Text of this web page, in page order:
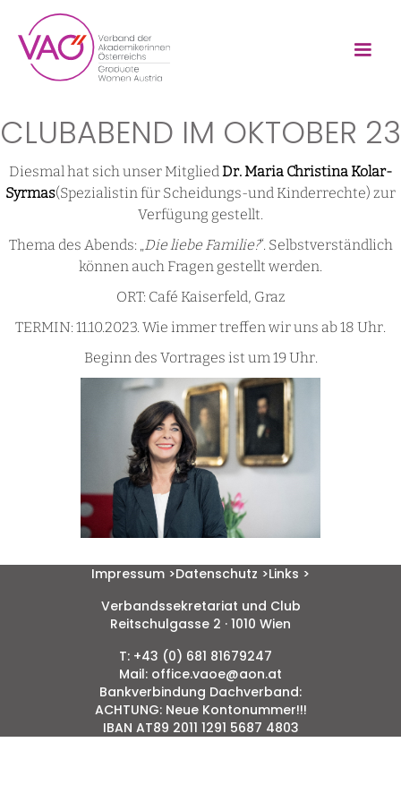
CLUBABEND IM OKTOBER 23
Diesmal hat sich unser MitgliedDr. Maria Christina Kolar-
Syrmas(Spezialistin für Scheidungs-und Kinderrechte) zur
Verfügung gestellt.
Thema des Abends: „Die liebe Familie?“. Selbstverständlich
können auch Fragen gestellt werden.
ORT: Café Kaiserfeld, Graz
TERMIN: 11.10.2023. Wie immer treffen wir uns ab 18 Uhr.
Beginn des Vortrages ist um 19 Uhr.
Impressum >Datenschutz >Links >
Verbandssekretariat und Club
Reitschulgasse 2 · 1010 Wien
T: +43 (0) 681 81679247
Mail: office.vaoe@aon.at
Bankverbindung Dachverband:
ACHTUNG: Neue Kontonummer!!!
IBAN AT89 2011 1291 5687 4803